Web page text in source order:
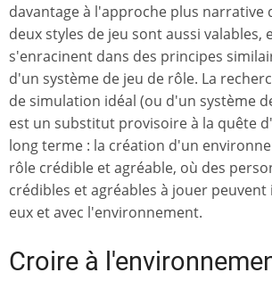
davantage à l'approche plus narrative
deux styles de jeu sont aussi valables,
s'enracinent dans des principes
d'un système de jeu de rôle. La
de simulation idéal (ou d'un système
est un substitut provisoire à la quête
long terme : la création d'un
rôle crédible et agréable, où des
crédibles et agréables à jouer
eux et avec l'environnement.
Croire à